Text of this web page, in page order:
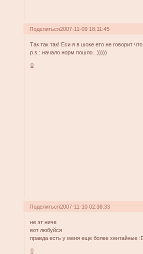
Поделиться2007-11-09 18:11:45
Так так так! Еси я в шоке ето не говорит
p.s.: начало норм пошло...)))))
0
Поделиться2007-11-10 02:38:33
не эт ниче
вот любуйся
правда есть у меня еще более хентайные
0